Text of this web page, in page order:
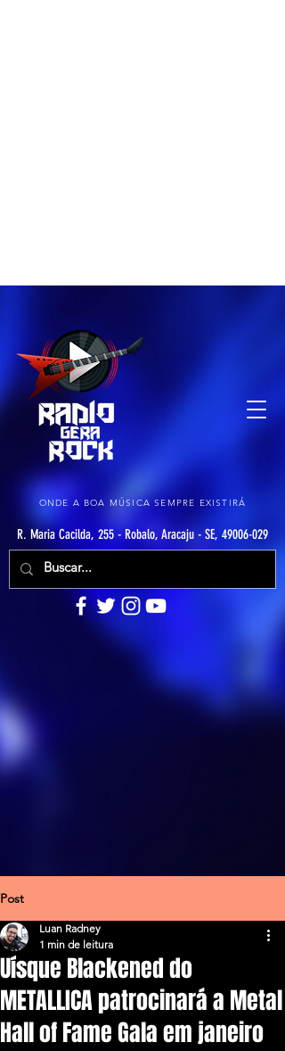
ONDE A BOA MÚSICA SEMPRE EXISTIRÁ
R. Maria Cacilda, 255 - Robalo, Aracaju - SE, 49006-029
Post
Uísque Blackened do
METALLICA patrocinará a Metal
Hall of Fame Gala em janeiro
Luan Radney
1 min de leitura